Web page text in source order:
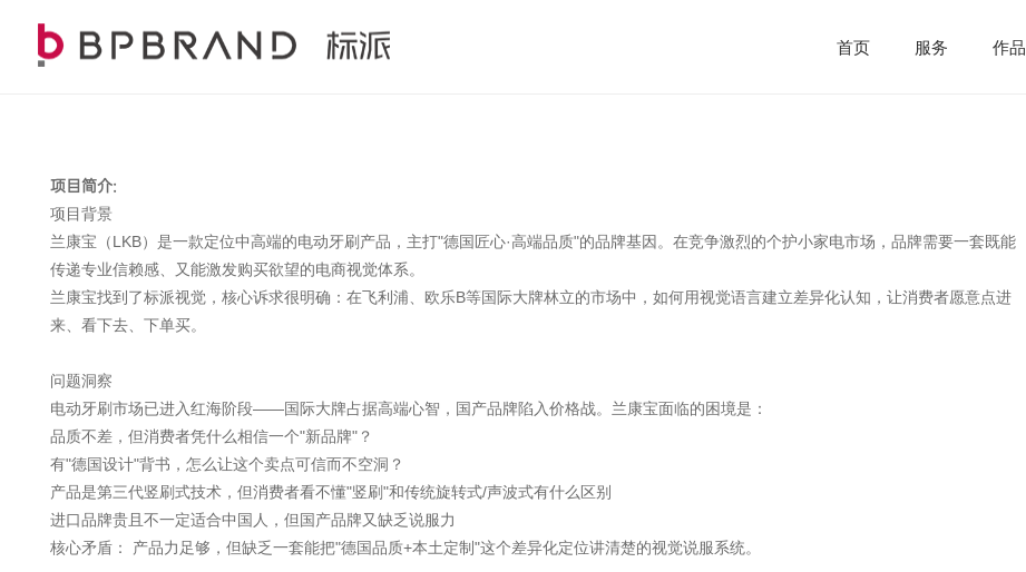
首页 服务 作品
项目简介:
项目背景
兰康宝（LKB）是一款定位中高端的电动牙刷产品，主打"德国匠心·高端品质"的品牌基因。在竞争激烈的个护小家电市场，品牌需要一套既能
传递专业信赖感、又能激发购买欲望的电商视觉体系。
兰康宝找到了标派视觉，核心诉求很明确：在飞利浦、欧乐B等国际大牌林立的市场中，如何用视觉语言建立差异化认知，让消费者愿意点进
来、看下去、下单买。
问题洞察
电动牙刷市场已进入红海阶段——国际大牌占据高端心智，国产品牌陷入价格战。兰康宝面临的困境是：
品质不差，但消费者凭什么相信一个"新品牌"？
有"德国设计"背书，怎么让这个卖点可信而不空洞？
产品是第三代竖刷式技术，但消费者看不懂"竖刷"和传统旋转式/声波式有什么区别
进口品牌贵且不一定适合中国人，但国产品牌又缺乏说服力
核心矛盾： 产品力足够，但缺乏一套能把"德国品质+本土定制"这个差异化定位讲清楚的视觉说服系统。